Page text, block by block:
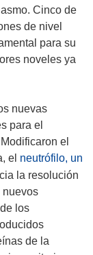
Cinco de
de nivel
para su
noveles ya
nuevas
para el
el
el neutrófilo, un
la resolución
nuevos
los
de la